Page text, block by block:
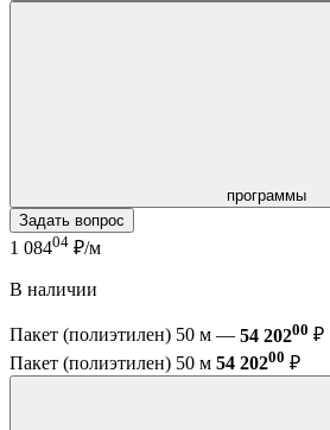
программы
Задать вопрос
1 08404 ₽/м
В наличии
Пакет (полиэтилен) 50 м — 54 20200 ₽
Пакет (полиэтилен) 50 м 54 20200 ₽